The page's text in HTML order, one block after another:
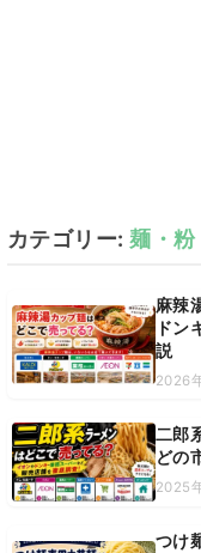
カテゴリー:麺・
麻辣
ドン
説
2026
二郎
どの
2025
つけ